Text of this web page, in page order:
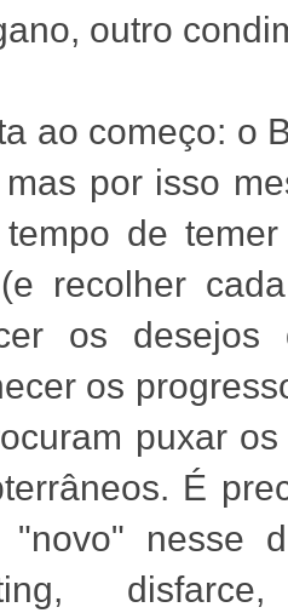
outro
ao começo: o
por isso
tempo de
recolher
os
os
puxar
É
"novo" nesse